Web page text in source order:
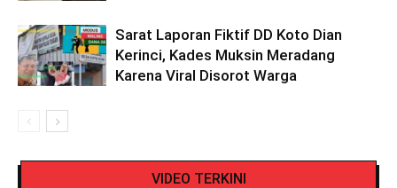
Sarat Laporan Fiktif DD Koto Dian
Kerinci, Kades Muksin Meradang
Karena Viral Disorot Warga
VIDEO TERKINI
Video Detik Evakuasi Jasad Iglesias di Gunung
Lantas Polres Kerinci Beri Pengendara Segelas